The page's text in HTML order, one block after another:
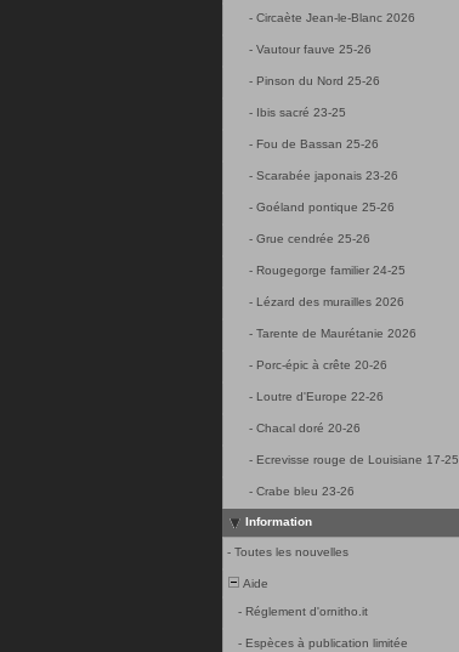
- Circaète Jean-le-Blanc 2026
- Vautour fauve 25-26
- Pinson du Nord 25-26
- Ibis sacré 23-25
- Fou de Bassan 25-26
- Scarabée japonais 23-26
- Goéland pontique 25-26
- Grue cendrée 25-26
- Rougegorge familier 24-25
- Lézard des murailles 2026
- Tarente de Maurétanie 2026
- Porc-épic à crête 20-26
- Loutre d'Europe 22-26
- Chacal doré 20-26
- Ecrevisse rouge de Louisiane 17-25
- Crabe bleu 23-26
Information
- Toutes les nouvelles
Aide
- Réglement d'ornitho.it
- Espèces à publication limitée